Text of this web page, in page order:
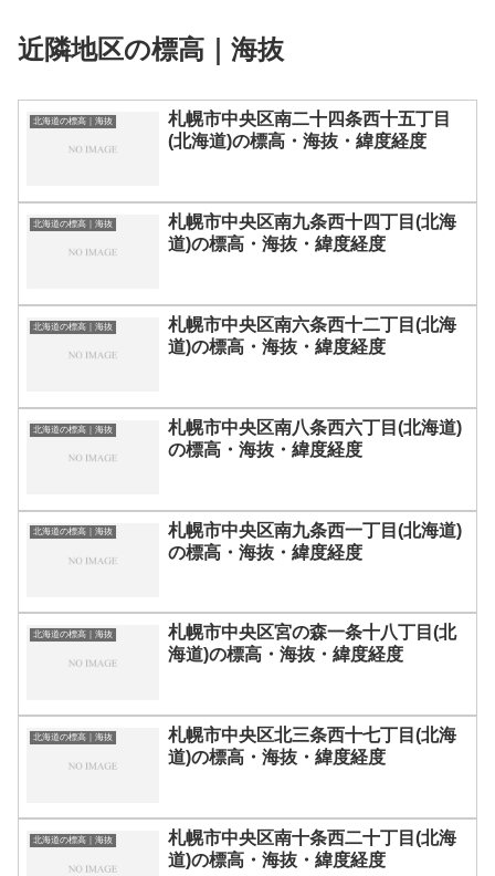
近隣地区の標高｜海抜
北海道の標高｜海抜
札幌市中央区南二十四条西十五丁目
(北海道)の標高・海抜・緯度経度
北海道の標高｜海抜
札幌市中央区南九条西十四丁目(北海
道)の標高・海抜・緯度経度
北海道の標高｜海抜
札幌市中央区南六条西十二丁目(北海
道)の標高・海抜・緯度経度
北海道の標高｜海抜
札幌市中央区南八条西六丁目(北海道)
の標高・海抜・緯度経度
北海道の標高｜海抜
札幌市中央区南九条西一丁目(北海道)
の標高・海抜・緯度経度
北海道の標高｜海抜
札幌市中央区宮の森一条十八丁目(北
海道)の標高・海抜・緯度経度
北海道の標高｜海抜
札幌市中央区北三条西十七丁目(北海
道)の標高・海抜・緯度経度
北海道の標高｜海抜
札幌市中央区南十条西二十丁目(北海
道)の標高・海抜・緯度経度